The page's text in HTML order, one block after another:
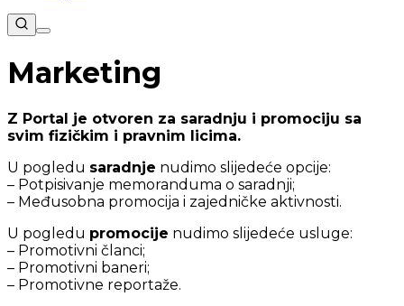
Marketing
Z Portal je otvoren za saradnju i promociju sa
svim fizičkim i pravnim licima.
U pogledu saradnje nudimo slijedeće opcije:
– Potpisivanje memoranduma o saradnji;
– Međusobna promocija i zajedničke aktivnosti.
U pogledu promocije nudimo slijedeće usluge:
– Promotivni članci;
– Promotivni baneri;
– Promotivne reportaže.